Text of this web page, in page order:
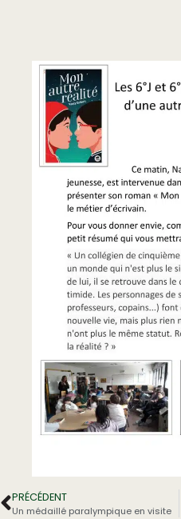
PRÉCÉDENT
Un médaillé paralympique en visite